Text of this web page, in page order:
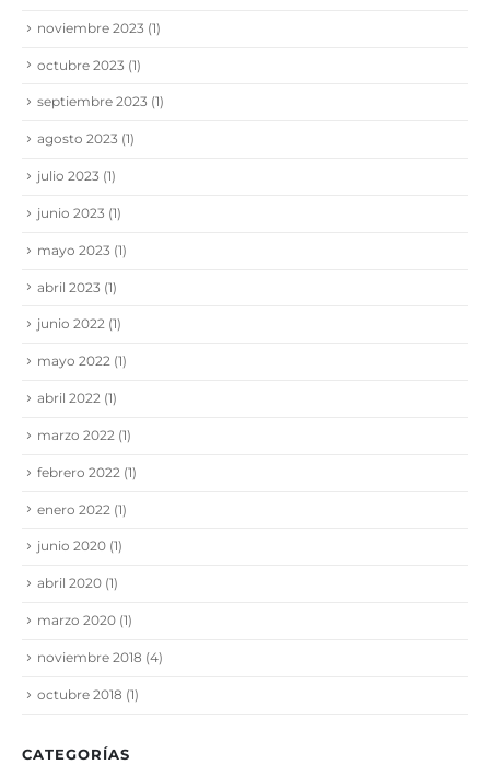
noviembre 2023 (1)
octubre 2023 (1)
septiembre 2023 (1)
agosto 2023 (1)
julio 2023 (1)
junio 2023 (1)
mayo 2023 (1)
abril 2023 (1)
junio 2022 (1)
mayo 2022 (1)
abril 2022 (1)
marzo 2022 (1)
febrero 2022 (1)
enero 2022 (1)
junio 2020 (1)
abril 2020 (1)
marzo 2020 (1)
noviembre 2018 (4)
octubre 2018 (1)
CATEGORÍAS